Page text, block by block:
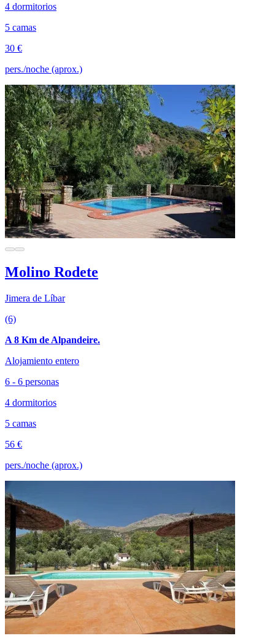
4 dormitorios
5 camas
30 €
pers./noche (aprox.)
Molino Rodete
Jimera de Líbar
(6)
A 8 Km de Alpandeire.
Alojamiento entero
6 - 6 personas
4 dormitorios
5 camas
56 €
pers./noche (aprox.)